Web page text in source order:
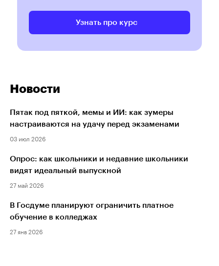
Узнать про курс
Новости
Пятак под пяткой, мемы и ИИ: как зумеры
настраиваются на удачу перед экзаменами
03 июл 2026
Опрос: как школьники и недавние школьники
видят идеальный выпускной
27 май 2026
В Госдуме планируют ограничить платное
обучение в колледжах
27 янв 2026